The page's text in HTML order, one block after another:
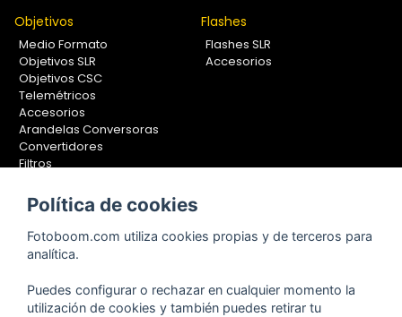
Objetivos
Medio Formato
Objetivos SLR
Objetivos CSC
Telemétricos
Accesorios
Arandelas Conversoras
Convertidores
Filtros
Calibradores
Flashes
Flashes SLR
Accesorios
Soportes Fotografía
Monopiés
Trípodes
Kit Completos
Política de cookies
Fotoboom.com utiliza cookies propias y de terceros para
analítica.
Puedes configurar o rechazar en cualquier momento la
utilización de cookies y también puedes retirar tu